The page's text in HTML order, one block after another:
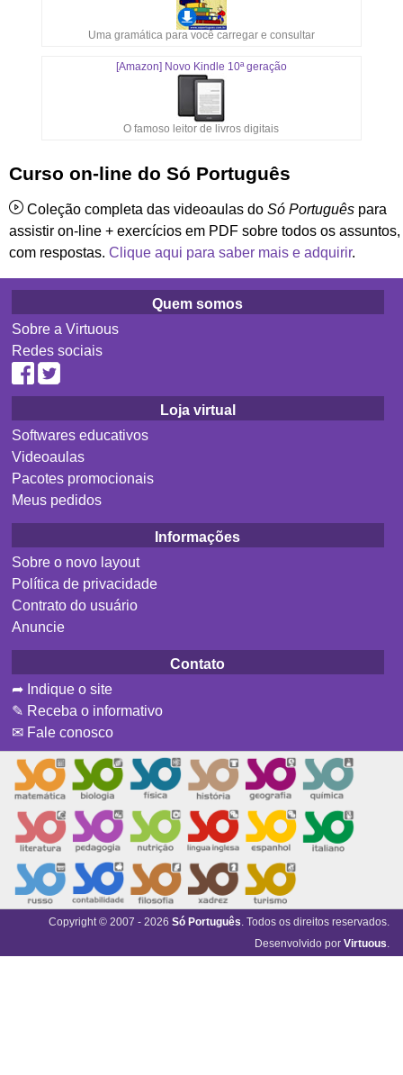
Uma gramática para você carregar e consultar
[Amazon] Novo Kindle 10ª geração
O famoso leitor de livros digitais
Curso on-line do Só Português
Coleção completa das videoaulas do Só Português para
assistir on-line + exercícios em PDF sobre todos os assuntos,
com respostas. Clique aqui para saber mais e adquirir.
Quem somos
Sobre a Virtuous
Redes sociais
Loja virtual
Softwares educativos
Videoaulas
Pacotes promocionais
Meus pedidos
Informações
Sobre o novo layout
Política de privacidade
Contrato do usuário
Anuncie
Contato
➦ Indique o site
✎ Receba o informativo
✉ Fale conosco
Copyright © 2007 - 2026 Só Português. Todos os direitos reservados.
Desenvolvido por Virtuous.